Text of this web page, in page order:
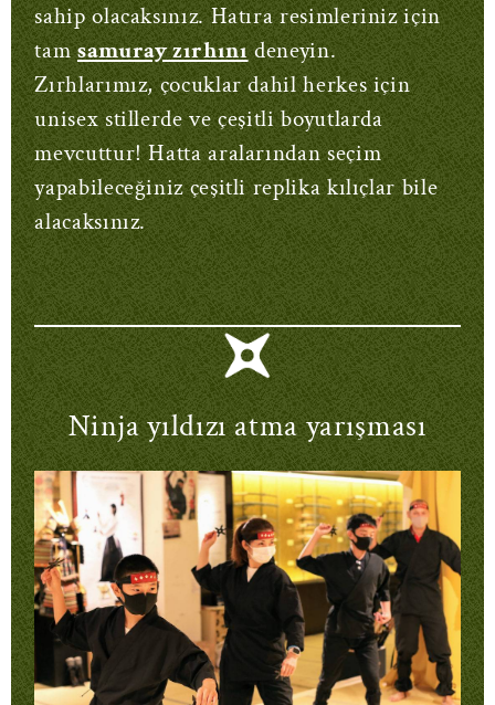
sahip olacaksınız. Hatıra resimleriniz için
tam samuray zırhını deneyin.
Zırhlarımız, çocuklar dahil herkes için
unisex stillerde ve çeşitli boyutlarda
mevcuttur! Hatta aralarından seçim
yapabileceğiniz çeşitli replika kılıçlar bile
alacaksınız.
Ninja yıldızı atma yarışması